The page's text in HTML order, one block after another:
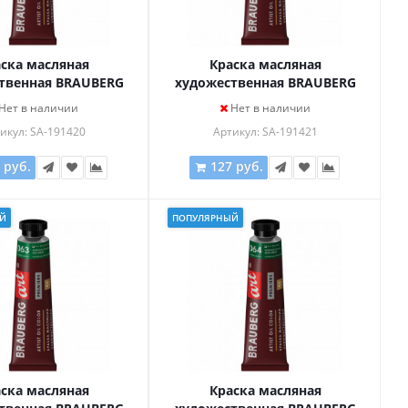
масляная
BRAUBERG
46 мл, проф.
Нет в наличии
SA-191420
руб.
Краска масляная
художественная BRAUBERG
ART PREMIERE, 46 мл, проф.
ТЕМНАЯ, 191421
Нет в наличии
Артикул: SA-191421
127 руб.
масляная
ПОПУЛЯРНЫЙ
Краска масляная